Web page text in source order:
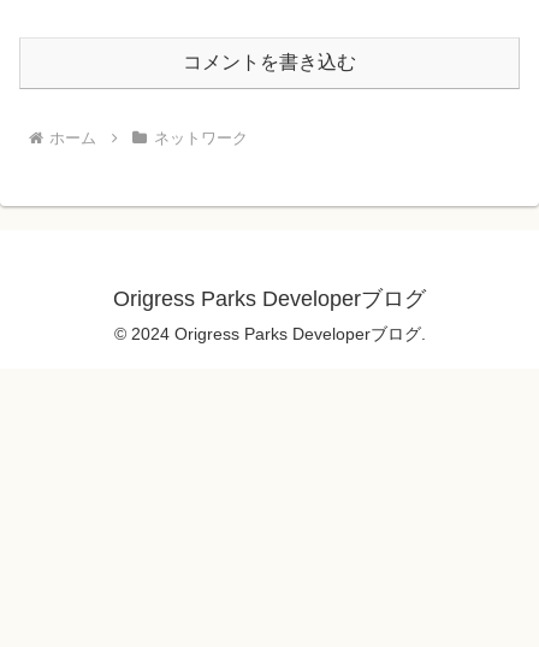
コメントを書き込む
ホーム ネットワーク
Origress Parks Developerブログ
© 2024 Origress Parks Developerブログ.